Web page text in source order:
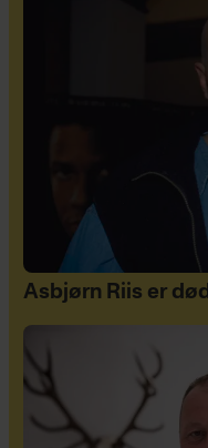
Asbjørn Riis er død